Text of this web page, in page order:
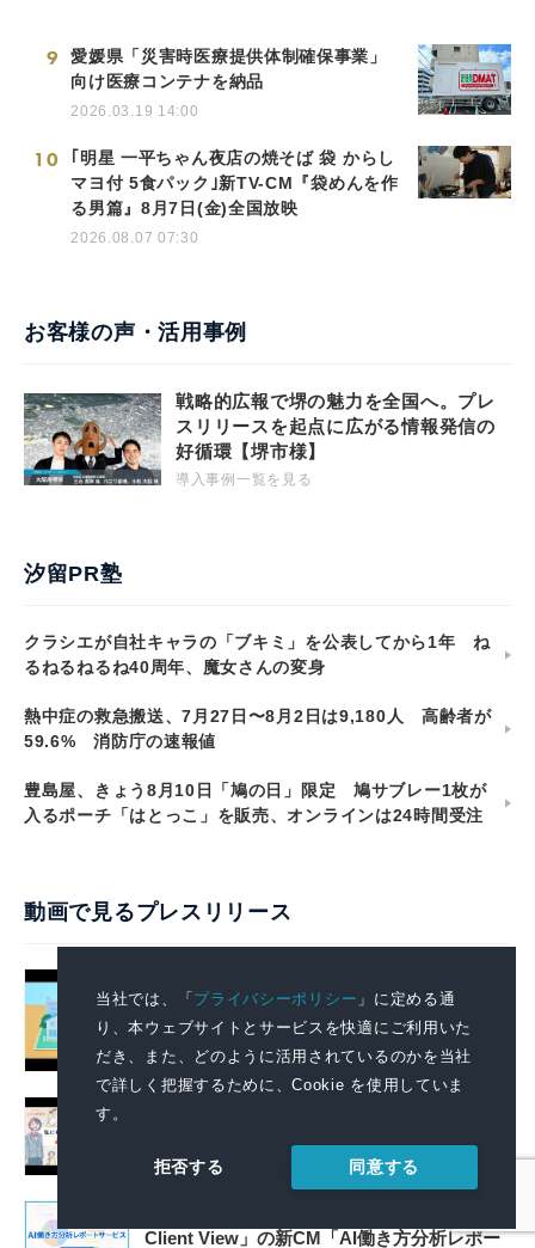
当社では、「プライバシーポリシー 」に定める通
り、本ウェブサイトとサービスを快適にご利用いた
だき、また、どのように活用されているのかを当社
で詳しく把握するために、Cookie を使用していま
す。
拒否する 同意する
9
愛媛県「災害時医療提供体制確保事業」
向け医療コンテナを納品
2026.03.19 14:00
10
｢明星 一平ちゃん夜店の焼そば 袋 からし
マヨ付 5食パック｣新TV-CM『袋めんを作
る男篇』8月7日(金)全国放映
2026.08.07 07:30
お客様の声・活用事例
戦略的広報で堺の魅力を全国へ。プレ
スリリースを起点に広がる情報発信の
好循環【堺市様】
導入事例一覧を見る
汐留PR塾
クラシエが自社キャラの「ブキミ」を公表してから1年 ね
るねるねるね40周年、魔女さんの変身
熱中症の救急搬送、7月27日〜8月2日は9,180人 高齢者が
59.6% 消防庁の速報値
豊島屋、きょう8月10日「鳩の日」限定 鳩サブレー1枚が
入るポーチ「はとっこ」を販売、オンラインは24時間受注
動画で見るプレスリリース
た
2026.08.10 13:00
2026.08.07 14:00
Client View」の新CM「AI働き方分析レポー